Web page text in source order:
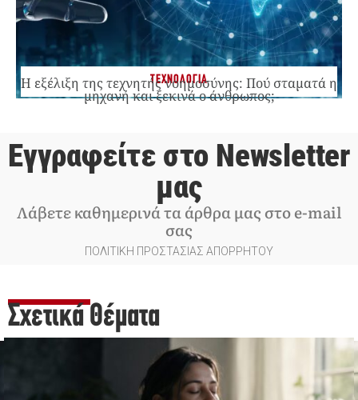
ΤΕΧΝΟΛΟΓΙΑ
Η εξέλιξη της τεχνητής νοημοσύνης: Πού σταματά η
μηχανή και ξεκινά ο άνθρωπος;
Εγγραφείτε στο Newsletter
μας
Λάβετε καθημερινά τα άρθρα μας στο e-mail
σας
ΠΟΛΙΤΙΚΗ ΠΡΟΣΤΑΣΙΑΣ ΑΠΟΡΡΗΤΟΥ
Σχετικά Θέματα